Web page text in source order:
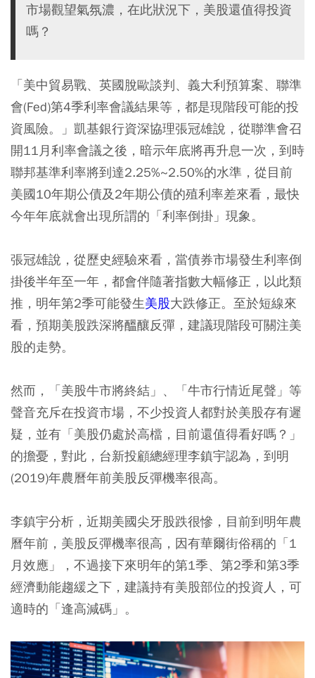
市場觀望氣氛濃，在此狀況下，美股還值得投資
嗎？
「美中貿易戰、英國脫歐談判、義大利預算案、聯準
會(Fed)第4季利率會議結果等，都是現階段可能的投
資風險。」凱基銀行資深協理張冠雄說，從聯準會召
開11月利率會議之後，暗示年底將再升息一次，到時
聯邦基準利率將到達2.25%~2.50%的水準，從目前
美國10年期公債及2年期公債的殖利率差來看，最快
今年年底就會出現所謂的「利率倒掛」現象。
張冠雄說，從歷史經驗來看，當債券市場發生利率倒
掛後半年至一年，都會伴隨著指數大幅修正，以此類
推，明年第2季可能發生美股大跌修正。至於短線來
看，預期美股跌深將醞釀反彈，建議現階段可關注美
股的走勢。
然而，「美股牛市將終結」、「牛市行情近尾聲」等
聲音充斥在投資市場，不少投資人都對於美股存有遲
疑，並有「美股仍處於高檔，目前還值得看好嗎？」
的擔憂，對此，台新投顧總經理李鎮宇認為，到明
(2019)年農曆年前美股反彈機率很高。
李鎮宇分析，近期美國尖牙股跌很慘，目前到明年農
曆年前，美股反彈機率很高，因有華爾街俗稱的「1
月效應」，不過接下來明年的第1季、第2季和第3季
經濟動能趨緩之下，建議持有美股部位的投資人，可
適時的「逢高減碼」。